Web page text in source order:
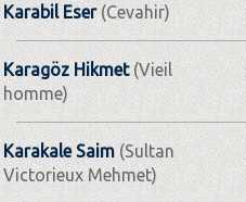
Karabil Eser(Cevahir)
Karagöz Hikmet(Vieil
homme)
Karakale Saim (Sultan
Victorieux Mehmet)